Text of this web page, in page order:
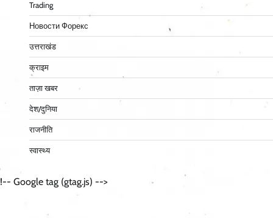
Trading
Новости Форекс
उत्तराखंड
क्राइम
ताज़ा खबर
देश/दुनिया
राजनीति
स्वास्थ्य
!-- Google tag (gtag.js) -->